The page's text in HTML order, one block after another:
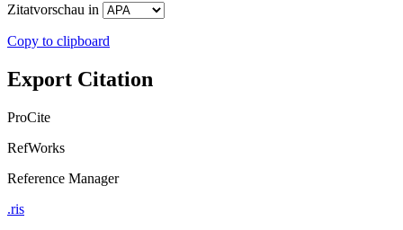
Zitatvorschau in
Copy to clipboard
Export Citation
ProCite
RefWorks
Reference Manager
.ris